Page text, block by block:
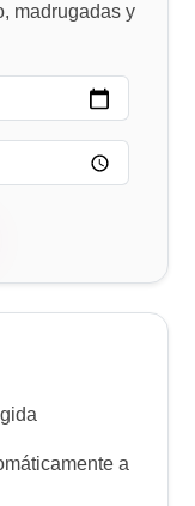
madrugadas y
a